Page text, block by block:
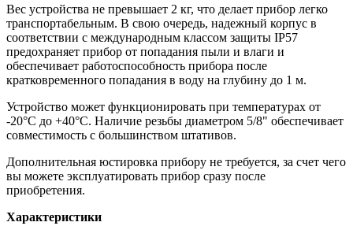
Вес устройства не превышает 2 кг, что делает прибор легко
транспортабельным. В свою очередь, надежный корпус в
соответствии с международным классом защиты IP57
предохраняет прибор от попадания пыли и влаги и
обеспечивает работоспособность прибора после
кратковременного попадания в воду на глубину до 1 м.
Устройство может функционировать при температурах от
-20°С до +40°С. Наличие резьбы диаметром 5/8" обеспечивает
совместимость с большинством штативов.
Дополнительная юстировка прибору не требуется, за счет чего
вы можете эксплуатировать прибор сразу после
приобретения.
Характеристики